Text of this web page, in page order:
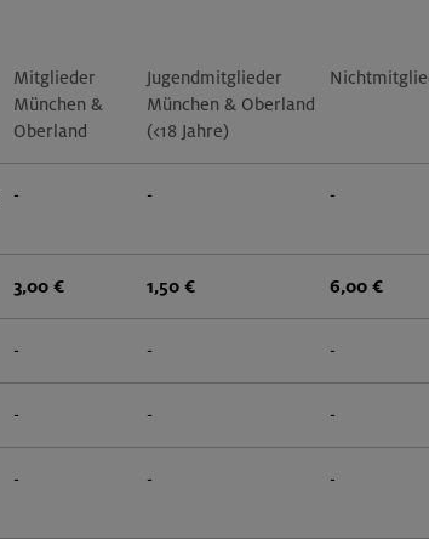
Mitglieder
München &
Oberland
Jugendmitglieder
München & Oberland
(<18 Jahre)
- - -
3,00 € 1,50 € 6,00 €
- - -
- - -
- - -